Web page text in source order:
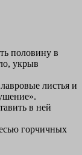
половину в
укрыв
листья и
в ней
горчичных